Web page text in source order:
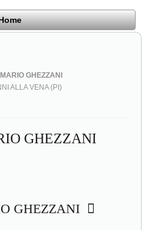
GHEZZANI
ALLA VENA (PI)
GHEZZANI
GHEZZANI